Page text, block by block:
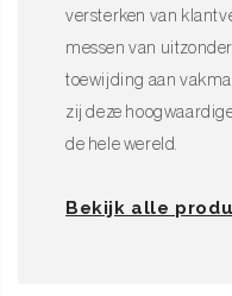
versterken van
messen van
toewijding aan
zij deze
de hele wereld.
Bekijk alle